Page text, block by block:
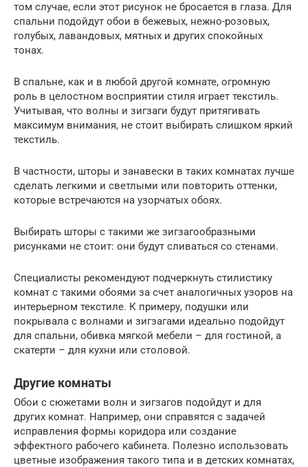
том случае, если этот рисунок не бросается в глаза. Для
спальни подойдут обои в бежевых, нежно-розовых,
голубых, лавандовых, мятных и других спокойных
тонах.
В спальне, как и в любой другой комнате, огромную
роль в целостном восприятии стиля играет текстиль.
Учитывая, что волны и зигзаги будут притягивать
максимум внимания, не стоит выбирать слишком яркий
текстиль.
В частности, шторы и занавески в таких комнатах лучше
сделать легкими и светлыми или повторить оттенки,
которые встречаются на узорчатых обоях.
Выбирать шторы с такими же зигзагообразными
рисунками не стоит: они будут сливаться со стенами.
Специалисты рекомендуют подчеркнуть стилистику
комнат с такими обоями за счет аналогичных узоров на
интерьерном текстиле. К примеру, подушки или
покрывала с волнами и зигзагами идеально подойдут
для спальни, обивка мягкой мебели – для гостиной, а
скатерти – для кухни или столовой.
Другие комнаты
Обои с сюжетами волн и зигзагов подойдут и для
других комнат. Например, они справятся с задачей
исправления формы коридора или создание
эффектного рабочего кабинета. Полезно использовать
цветные изображения такого типа и в детских комнатах,